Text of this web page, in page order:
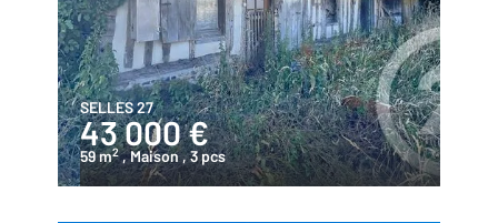
SELLES 27
43 000 €
59 m2 , Maison , 3 pcs